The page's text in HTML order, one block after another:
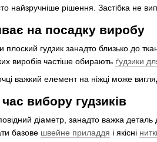
найзручніше рішення. Застібка не
на посадку виробу
гудзик занадто близько до
виробів частіше обирають ґудзики
важкий елемент на ніжці може
вибору гудзиків
діаметр, занадто важка
базове швейне приладдя і якісні